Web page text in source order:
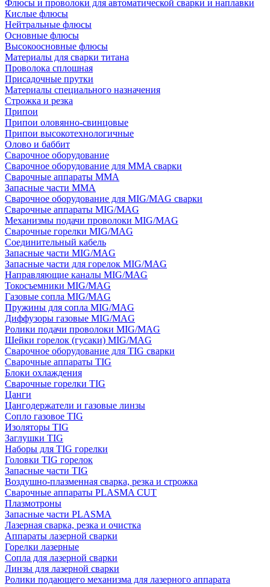
Флюсы и проволоки для автоматической сварки и наплавки
Кислые флюсы
Нейтральные флюсы
Основные флюсы
Высокоосновные флюсы
Материалы для сварки титана
Проволока сплошная
Присадочные прутки
Материалы специального назначения
Строжка и резка
Припои
Припои оловянно-свинцовые
Припои высокотехнологичные
Олово и баббит
Сварочное оборудование
Сварочное оборудование для MMA сварки
Сварочные аппараты MMA
Запасные части MMA
Сварочное оборудование для MIG/MAG сварки
Сварочные аппараты MIG/MAG
Механизмы подачи проволоки MIG/MAG
Сварочные горелки MIG/MAG
Соединительный кабель
Запасные части MIG/MAG
Запасные части для горелок MIG/MAG
Направляющие каналы MIG/MAG
Токосъемники MIG/MAG
Газовые сопла MIG/MAG
Пружины для сопла MIG/MAG
Диффузоры газовые MIG/MAG
Ролики подачи проволоки MIG/MAG
Шейки горелок (гусаки) MIG/MAG
Сварочное оборудование для TIG сварки
Сварочные аппараты TIG
Блоки охлаждения
Сварочные горелки TIG
Цанги
Цангодержатели и газовые линзы
Сопло газовое TIG
Изоляторы TIG
Заглушки TIG
Наборы для TIG горелки
Головки TIG горелок
Запасные части TIG
Воздушно-плазменная сварка, резка и строжка
Сварочные аппараты PLASMA CUT
Плазмотроны
Запасные части PLASMA
Лазерная сварка, резка и очистка
Аппараты лазерной сварки
Горелки лазерные
Сопла для лазерной сварки
Линзы для лазерной сварки
Ролики подающего механизма для лазерного аппарата